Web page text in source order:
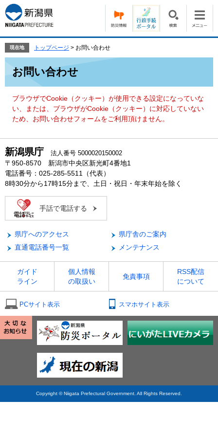
ー
ジ
の
頭
す。
ニ
ュ
ー
飛
て
現在地 トップページ > お問い合わせ
お問い合わせ
ブラウザでCookie（クッキー）が使用できる設定になっていな
い、または、ブラウザがCookie（クッキー）に対応していない
ため、お問い合わせフォームをご利用頂けません。
新潟県庁 法人番号 5000020150002
〒950-8570 新潟市中央区新光町4番地1
電話番号：025-285-5511（代表）
8時30分から17時15分まで、土日・祝日・年末年始を除く
手話で電話する
県庁へのアクセス
県庁舎のご案内
直通電話番号一覧
メンテナンス
ガイド
ライン
個人情報
の取扱い
免責事項
RSS配信
について
PCサイト表示 スマホサイト表示
Copyright © Niigata Prefectural Government. All Rights Reserved.